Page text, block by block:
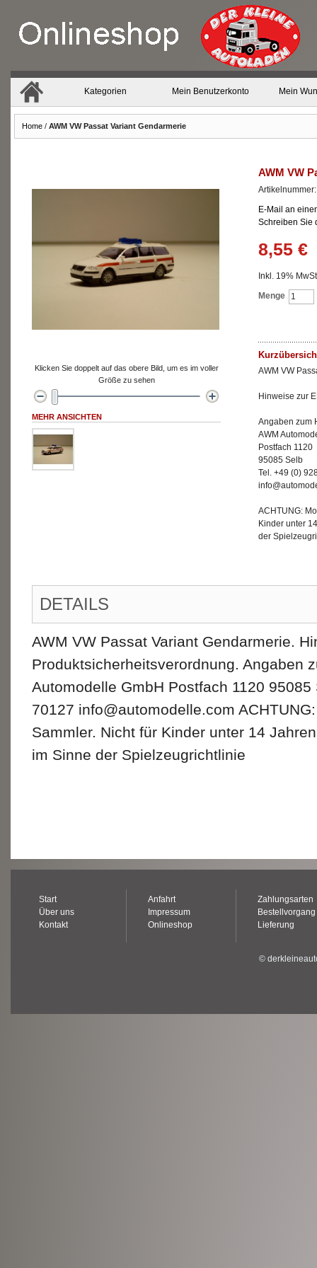
Kategorien Mein Benutzerkonto Mein
Home / AWM VW Passat Variant Gendarmerie
AWM VW
E-Mail an
Schreiben Sie
8,55 €
Inkl. 19%
Menge
AWM VW
Hinweise zur
Angaben zum
AWM
Postfach 1120
95085 Selb
Tel. +49 (0)
ACHTUNG:
Kinder unter
der
Klicken Sie doppelt auf das obere Bild, um es im voller
Größe zu sehen
MEHR ANSICHTEN
DETAILS
AWM VW Passat Variant Gendarmerie.
Produktsicherheitsverordnung. Angaben
Automodelle GmbH Postfach 1120
70127 info@automodelle.com
Sammler. Nicht für Kinder unter 14
im Sinne der Spielzeugrichtlinie
Start
Über uns
Kontakt
Anfahrt
Impressum
Onlineshop
Zahlungsarten
Bestellvorgang
Lieferung
©